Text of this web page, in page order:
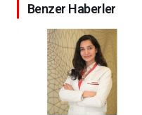
Benzer Haberler